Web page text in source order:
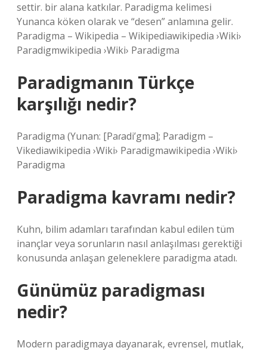
settir. bir alana katkılar. Paradigma kelimesi
Yunanca köken olarak ve “desen” anlamına gelir.
Paradigma – Wikipedia – Wikipediawikipedia ›Wiki›
Paradigmwikipedia ›Wiki› Paradigma
Paradigmanın Türkçe
karşılığı nedir?
Paradigma (Yunan: [Paɾadi’gma]; Paradigm –
Vikediawikipedia ›Wiki› Paradigmawikipedia ›Wiki›
Paradigma
Paradigma kavramı nedir?
Kuhn, bilim adamları tarafından kabul edilen tüm
inançlar veya sorunların nasıl anlaşılması gerektiği
konusunda anlaşan geleneklere paradigma atadı.
Günümüz paradigması
nedir?
Modern paradigmaya dayanarak, evrensel, mutlak,